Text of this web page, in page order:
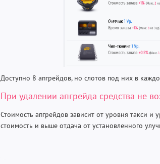
Доступно 8 апгрейдов, но слотов под них в
При удалении апгрейда средства не
Стоимость апгрейдов зависит от уровня такси
стоимость и выше отдача от установленного